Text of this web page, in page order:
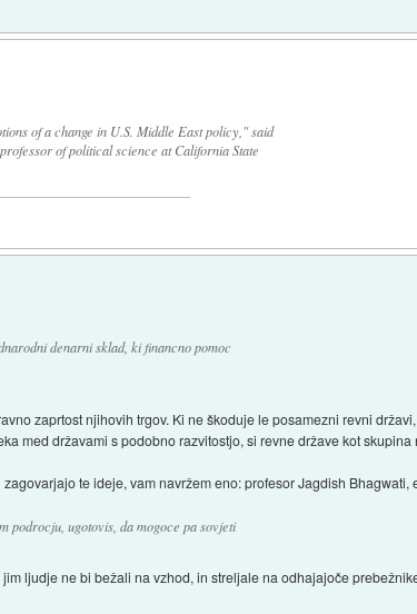
of a change in U.S. Middle East policy," said
of political science at California State
denarni sklad, ki financno pomoc
zaprtost njihovih trgov. Ki ne škoduje le posamezni revni
med državami s podobno razvitostjo, si revne države kot
te ideje, vam navržem eno: profesor Jagdish Bhagwati,
podrocju, ugotovis, da mogoce pa sovjeti
ljudje ne bi bežali na vzhod, in streljale na odhajajoče